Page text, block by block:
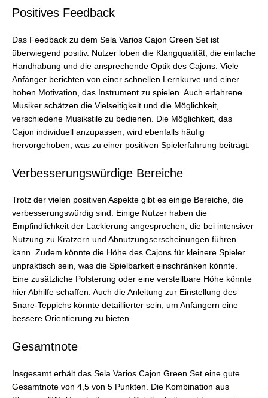
Positives Feedback
Das Feedback zu dem Sela Varios Cajon Green Set ist
überwiegend positiv. Nutzer loben die Klangqualität, die einfache
Handhabung und die ansprechende Optik des Cajons. Viele
Anfänger berichten von einer schnellen Lernkurve und einer
hohen Motivation, das Instrument zu spielen. Auch erfahrene
Musiker schätzen die Vielseitigkeit und die Möglichkeit,
verschiedene Musikstile zu bedienen. Die Möglichkeit, das
Cajon individuell anzupassen, wird ebenfalls häufig
hervorgehoben, was zu einer positiven Spielerfahrung beiträgt.
Verbesserungswürdige Bereiche
Trotz der vielen positiven Aspekte gibt es einige Bereiche, die
verbesserungswürdig sind. Einige Nutzer haben die
Empfindlichkeit der Lackierung angesprochen, die bei intensiver
Nutzung zu Kratzern und Abnutzungserscheinungen führen
kann. Zudem könnte die Höhe des Cajons für kleinere Spieler
unpraktisch sein, was die Spielbarkeit einschränken könnte.
Eine zusätzliche Polsterung oder eine verstellbare Höhe könnte
hier Abhilfe schaffen. Auch die Anleitung zur Einstellung des
Snare-Teppichs könnte detaillierter sein, um Anfängern eine
bessere Orientierung zu bieten.
Gesamtnote
Insgesamt erhält das Sela Varios Cajon Green Set eine gute
Gesamtnote von 4,5 von 5 Punkten. Die Kombination aus